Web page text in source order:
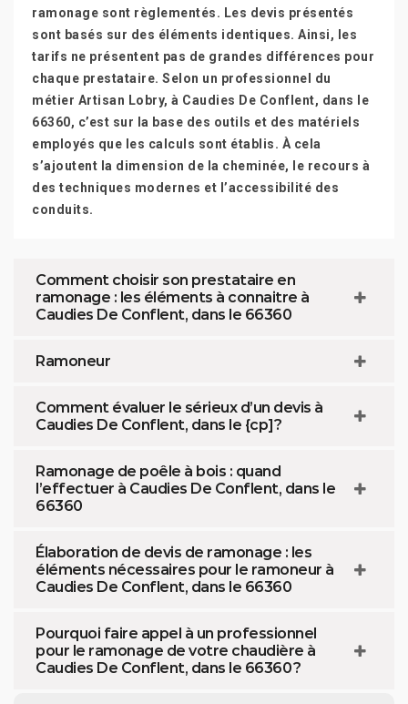
ramonage sont règlementés. Les devis présentés
sont basés sur des éléments identiques. Ainsi, les
tarifs ne présentent pas de grandes différences pour
chaque prestataire. Selon un professionnel du
métier Artisan Lobry, à Caudies De Conflent, dans le
66360, c’est sur la base des outils et des matériels
employés que les calculs sont établis. À cela
s’ajoutent la dimension de la cheminée, le recours à
des techniques modernes et l’accessibilité des
conduits.
Comment choisir son prestataire en
ramonage : les éléments à connaitre à
Caudies De Conflent, dans le 66360
Ramoneur
Comment évaluer le sérieux d’un devis à
Caudies De Conflent, dans le {cp]?
Ramonage de poêle à bois : quand
l’effectuer à Caudies De Conflent, dans le
66360
Élaboration de devis de ramonage : les
éléments nécessaires pour le ramoneur à
Caudies De Conflent, dans le 66360
Pourquoi faire appel à un professionnel
pour le ramonage de votre chaudière à
Caudies De Conflent, dans le 66360 ?